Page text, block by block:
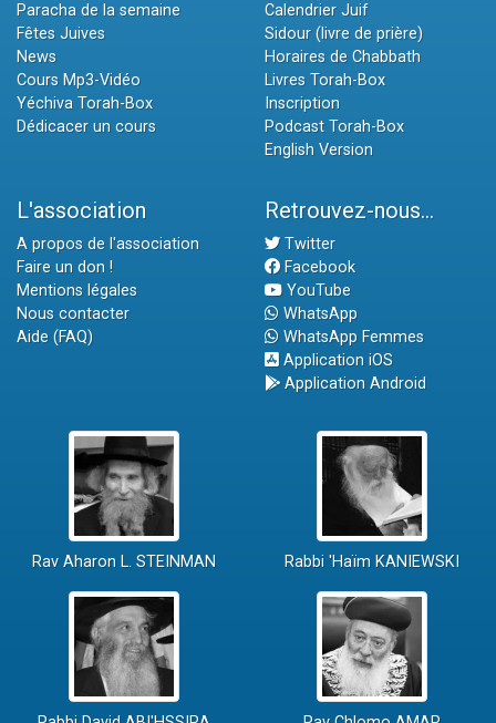
Paracha de la semaine
Fêtes Juives
News
Cours Mp3-Vidéo
Yéchiva Torah-Box
Dédicacer un cours
Calendrier Juif
Sidour (livre de prière)
Horaires de Chabbath
Livres Torah-Box
Inscription
Podcast Torah-Box
English Version
L'association
A propos de l'association
Faire un don !
Mentions légales
Nous contacter
Aide (FAQ)
Retrouvez-nous...
Twitter
Facebook
YouTube
WhatsApp
WhatsApp Femmes
Application iOS
Application Android
Rav Aharon L. STEINMAN Rabbi 'Haïm KANIEWSKI